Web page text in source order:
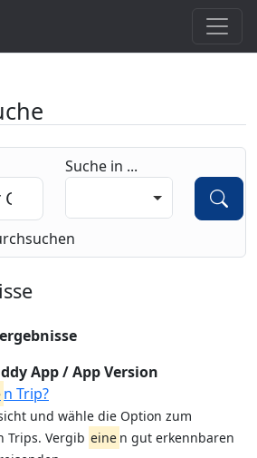
Suche in ...
App / App Version
n Trip?
und wähle die Option zum
Trips. Vergib eine n gut erkennbaren